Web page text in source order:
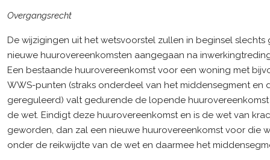
Overgangsrecht
De wijzigingen uit het wetsvoorstel zullen in beginsel
nieuwe huurovereenkomsten aangegaan na
Een bestaande huurovereenkomst voor een woning met
WWS-punten (straks onderdeel van het middensegment en
gereguleerd) valt gedurende de lopende
de wet. Eindigt deze huurovereenkomst en is de wet van
geworden, dan zal een nieuwe huurovereenkomst voor die
onder de reikwijdte van de wet en daarmee het